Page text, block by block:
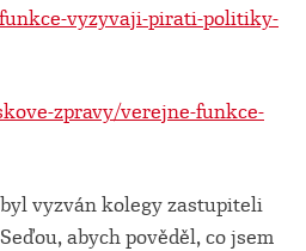
vyzyvaji-pirati-politiky-
zpravy/verejne-funkce-
vyzván kolegy zastupiteli
abych pověděl, co jsem